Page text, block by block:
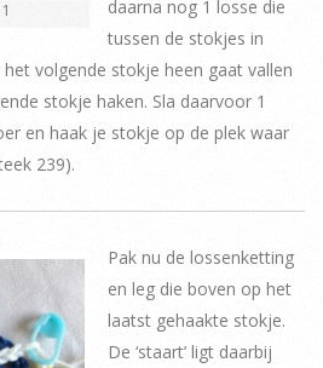
daarna nog 1 losse die
tussen de stokjes in
volgende stokje heen gaat vallen
stokje haken. Sla daarvoor 1
en haak je stokje op de plek waar
239).
Pak nu de lossenketting
en leg die boven op het
laatst gehaakte stokje.
De ‘staart’ ligt daarbij